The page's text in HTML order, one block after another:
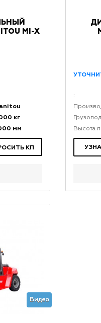
MI-X
кг
мм
КП
:
Высота
Видео